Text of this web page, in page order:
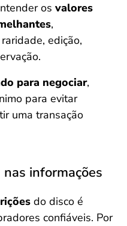
os valores
,
edição,
para negociar,
para evitar
uma transação
informações
do disco é
confiáveis. Por